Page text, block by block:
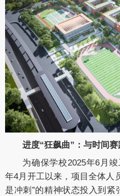
进度“狂飙曲”：与时间
为确保学校2025年6月
年4月开工以来，项目全体人
是冲刺”的精神状态投入到紧